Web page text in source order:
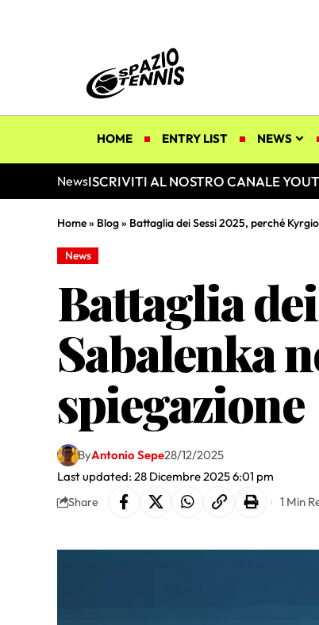
HOME ENTRY LIST NEWS
NewsISCRIVITI AL NOSTRO CANALE
Home» Blog» Battaglia dei Sessi 2025, perché
News
Battaglia
Sabalenka
spiegazione
Last updated: 28 Dicembre 2025 6:01 pm
ByAntonio Sepe28/12/2025
Share 1 Min